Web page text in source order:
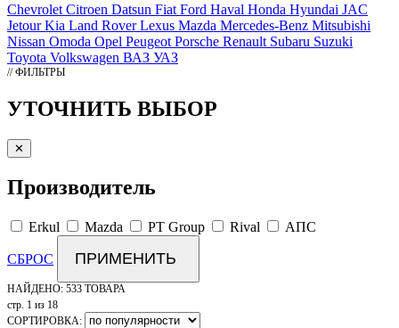
Chevrolet Citroen Datsun Fiat Ford Haval Honda Hyundai JAC
JetourKia Land RoverLexus Mazda Mercedes-Benz Mitsubishi
Nissan Omoda Opel Peugeot Porsche Renault Subaru Suzuki
Toyota Volkswagen ВАЗ УАЗ
// ФИЛЬТРЫ
УТОЧНИТЬ ВЫБОР
✕
Производитель
Erkul Mazda PT Group Rival АПС
СБРОС ПРИМЕНИТЬ
НАЙДЕНО: 533 ТОВАРА
стр. 1 из 18
СОРТИРОВКА: